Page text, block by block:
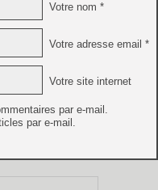
Votre nom *
Votre adresse email *
Votre site internet
par e-mail.
par e-mail.